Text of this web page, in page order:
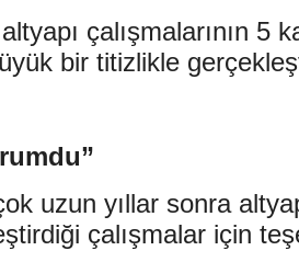
çalışmalarının
bir titizlikle
uzun yıllar sonra
çalışmalar için